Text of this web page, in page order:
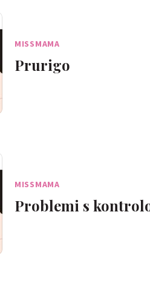
MISSMAMA
Prurigo
MISSMAMA
Problemi s